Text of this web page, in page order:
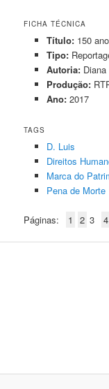
FICHA TÉCNICA
Título: 150
Tipo:
Autoria:
Produção:
Ano: 2017
TAGS
D. Luis
Direitos
Marca do
Pena de Morte
Páginas: 1 2 3 4